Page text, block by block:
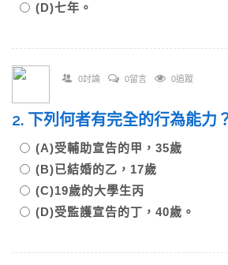
(D)七年。
0討論 0留言 0追蹤
2. 下列何者有完全的行為能力
(A)受輔助宣告的甲，35歲
(B)已結婚的乙，17歲
(C)19歲的大學生丙
(D)受監護宣告的丁，40歲。